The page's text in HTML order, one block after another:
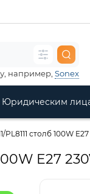
например, Sonex
Юридическим
столб 100W E27
E27